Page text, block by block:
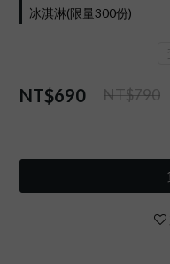
冰淇淋(限量300份)
NT$690 NT$790